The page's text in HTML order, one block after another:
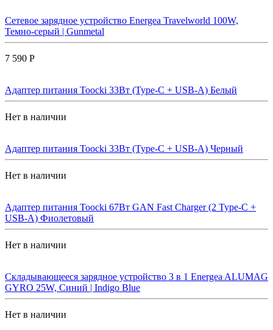
Сетевое зарядное устройство Energea Travelworld 100W,
Темно-серый | Gunmetal
7 590 Р
Адаптер питания Toocki 33Вт (Type-C + USB-A) Белый
Нет в наличии
Адаптер питания Toocki 33Вт (Type-C + USB-A) Черный
Нет в наличии
Адаптер питания Toocki 67Вт GAN Fast Charger (2 Type-C +
USB-A) Фиолетовый
Нет в наличии
Складывающееся зарядное устройство 3 в 1 Energea ALUMAG
GYRO 25W, Синий | Indigo Blue
Нет в наличии